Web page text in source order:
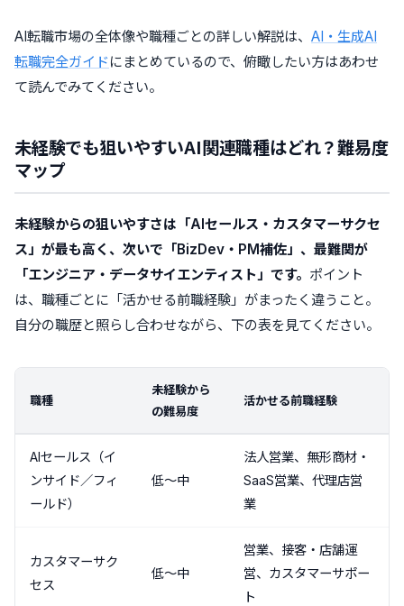
AI転職市場の全体像や職種ごとの詳しい解説は、 AI・生成AI
転職完全ガイド にまとめているので、俯瞰したい方はあわせ
て読んでみてください。
未経験でも狙いやすいAI関連職種はどれ？難易度
マップ
未経験からの狙いやすさは「AIセールス・カスタマーサクセ
ス」が最も高く、次いで「BizDev・PM補佐」、最難関が
「エンジニア・データサイエンティスト」です。 ポイント
は、職種ごとに「活かせる前職経験」がまったく違うこと。
自分の職歴と照らし合わせながら、下の表を見てください。
職種
未経験から
の難易度
活かせる前職経験
AIセールス（イ
ンサイド／フィ
ールド）
低〜中
法人営業、無形商材・
SaaS営業、代理店営
業
カスタマーサク
セス
低〜中
営業、接客・店舗運
営、カスタマーサポー
ト